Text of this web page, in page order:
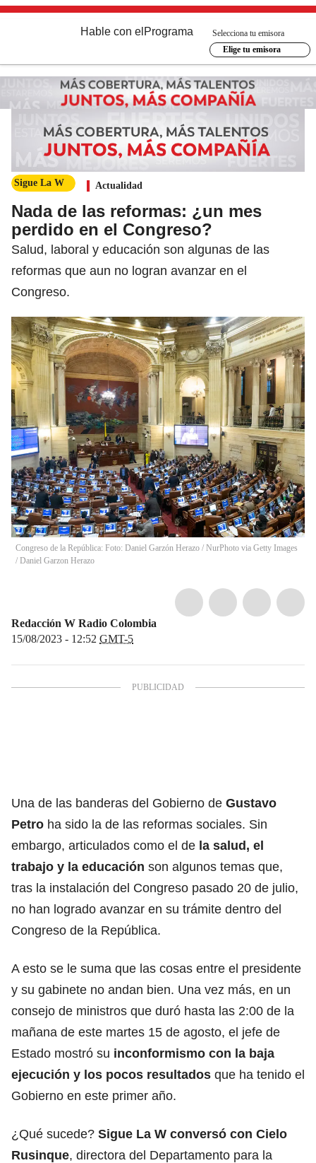
Hable con el Programa
Selecciona tu emisora
Elige tu emisora
Sigue La W Actualidad
Nada de las reformas: ¿un mes
perdido en el Congreso?
Salud, laboral y educación son algunas de las
reformas que aun no logran avanzar en el
Congreso.
Congreso de la República: Foto: Daniel Garzón Herazo / NurPhoto via Getty Images
/ Daniel Garzon Herazo
Redacción W Radio Colombia
15/08/2023 - 12:52 GMT-5
Una de las banderas del Gobierno de Gustavo
Petro ha sido la de las reformas sociales. Sin
embargo, articulados como el de la salud, el
trabajo y la educación son algunos temas que,
tras la instalación del Congreso pasado 20 de julio,
no han logrado avanzar en su trámite dentro del
Congreso de la República.
A esto se le suma que las cosas entre el presidente
y su gabinete no andan bien. Una vez más, en un
consejo de ministros que duró hasta las 2:00 de la
mañana de este martes 15 de agosto, el jefe de
Estado mostró su inconformismo con la baja
ejecución y los pocos resultados que ha tenido el
Gobierno en este primer año.
¿Qué sucede? Sigue La W conversó con Cielo
Rusinque, directora del Departamento para la